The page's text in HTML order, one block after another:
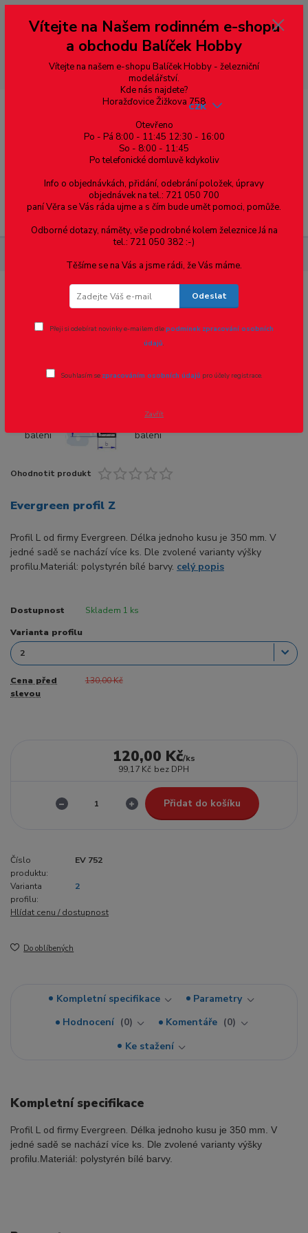
--- pro zákazníky ze Slovenska a jiných zemí, pokud chcete platit v eurech
přepněte si e-shop na euro 💶 pro přepočet měny - pravý horní roh ---
dobírky – pokud si z nějakého důvodu zásilku nevyzvednete, bude po
domluvě zaslána znovu s opětovnou platbou za poštovné, v opačném
případě bude zrušena a účet přidán na blacklist a rušeny následující
objednávky.
Menu
CZK
Profil Z v. 2 mm 4ks v balení
Novinka
Ohodnotit produkt
Evergreen profil Z
Profil L od firmy Evergreen. Délka jednoho kusu je 350 mm. V
jedné sadě se nachází více ks. Dle zvolené varianty výšky
profilu.Materiál: polystyrén bílé barvy. celý popis
Dostupnost Skladem 1 ks
Varianta profilu
Cena před
slevou
130,00 Kč
120,00 Kč/ks
99,17 Kč bez DPH
Přidat do košíku
Číslo
produktu:
EV 752
Varianta
profilu:
2
Hlídat cenu / dostupnost
Do oblíbených
Kompletní specifikace
Parametry
Hodnocení
0 Komentáře
0
Ke stažení
Kompletní specifikace
Profil L od firmy Evergreen. Délka jednoho kusu je 350 mm. V
jedné sadě se nachází více ks. Dle zvolené varianty výšky
profilu. Materiál: polystyrén bílé barvy.
Vítejte na Našem rodinném e-shopu
a obchodu Balíček Hobby
Vítejte na našem e-shopu Balíček Hobby - železniční
modelářství.
Kde nás najdete?
Horažďovice Žižkova 758
Otevřeno
Po - Pá 8:00 - 11:45 12:30 - 16:00
So - 8:00 - 11:45
Po telefonické domluvě kdykoliv
Info o objednávkách, přidání, odebrání položek, úpravy
objednávek na tel.: 721 050 700
paní Věra se Vás ráda ujme a s čím bude umět pomoci, pomůže.
Odborné dotazy, náměty, vše podrobné kolem železnice Já na
tel.: 721 050 382 :-)
Těšíme se na Vás a jsme rádi, že Vás máme.
Odeslat
Přeji si odebírat novinky e-mailem dlepodmínek zpracování osobních
údajů.
Souhlasím se zpracováním osobních údajů pro účely registrace.
Zavřít